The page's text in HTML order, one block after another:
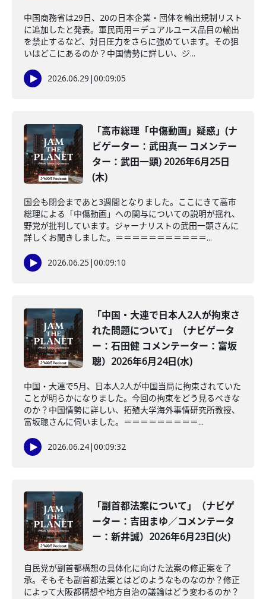
中国商務省は29日、20の日本企業・団体を輸出規制リスト
に追加したと発表。軍民両用＝デュアルユース品目の輸出
を禁止するなど、対日圧力をさらに強めています。その狙
いはどこにあるのか？中国情勢に詳しい、ジ...
2026.06.29 |00:09:05
「高市総理「中傷動画」疑惑」(ナ
ビゲーター：武田真一 コメンテー
ター：武田一顕) 2026年6月25日
(木)
国会も閉会まであと3週間となりました。ここにきて高市
総理による「中傷動画」への関与についての説明が揺れ、
野党が批判しています。ジャーナリストの武田一顕さんに
詳しくお聞きしました。＝＝＝＝＝＝＝＝＝＝＝...
2026.06.25 |00:09:10
「中国・大連で日本人2人が拘束さ
れた問題について」（ナビゲータ
ー：石田健 コメンテーター：富坂
聰）2026年6月24日(水)
中国・大連で5月、日本人2人が中国当局に拘束されていた
ことが明らかになりました。今回の拘束をどう見るべきな
のか？中国情勢に詳しい、拓殖大学海外事情研究所教授、
富坂聰さんに伺いました。＝＝＝＝＝＝＝＝＝...
2026.06.24|00:09:32
「副首都法案について」（ナビゲ
ーター：吉田まゆ／コメンテータ
ー：新井誠）2026年6月23日(火)
自民党が副首都構想の具体化に向けた法案の修正案を了
承。そもそも副首都法案とはどのようなものなのか？修正
によって大阪都構想や地方自治の議論はどう変わるのか？